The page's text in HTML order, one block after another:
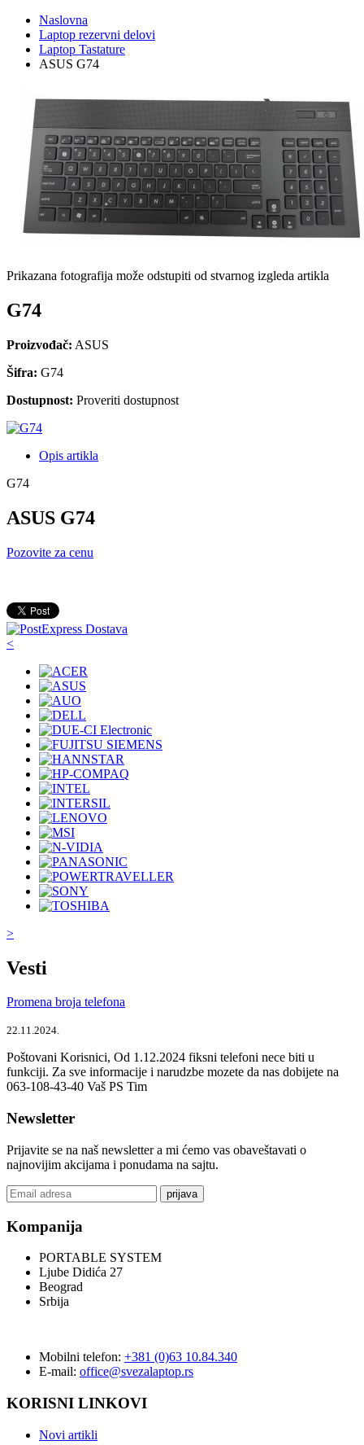
Naslovna
Laptop rezervni delovi
Laptop Tastature
ASUS G74
Prikazana fotografija može odstupiti od stvarnog izgleda artikla
G74
Proizvođač: ASUS
Šifra: G74
Dostupnost: Proveriti dostupnost
Opis artikla
G74
ASUS G74
Pozovite za cenu
<
>
Vesti
Promena broja telefona
22.11.2024.
Poštovani Korisnici, Od 1.12.2024 fiksni telefoni nece biti u
funkciji. Za sve informacije i narudzbe mozete da nas dobijete na
063-108-43-40 Vaš PS Tim
Newsletter
Prijavite se na naš newsletter a mi ćemo vas obaveštavati o
najnovijim akcijama i ponudama na sajtu.
prijava
Kompanija
PORTABLE SYSTEM
Ljube Didića 27
Beograd
Srbija
Mobilni telefon: +381 (0)63 10.84.340
E-mail: office@svezalaptop.rs
KORISNI LINKOVI
Novi artikli